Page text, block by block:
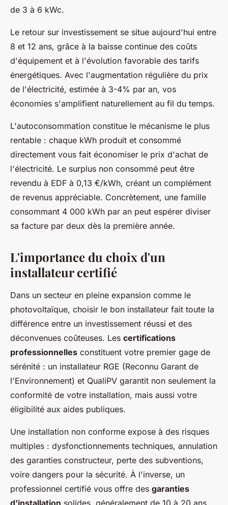
de 3 à 6 kWc.
Le retour sur investissement se situe aujourd'hui entre
8 et 12 ans, grâce à la baisse continue des coûts
d'équipement et à l'évolution favorable des tarifs
énergétiques. Avec l'augmentation régulière du prix
de l'électricité, estimée à 3-4% par an, vos
économies s'amplifient naturellement au fil du temps.
L'autoconsommation constitue le mécanisme le plus
rentable : chaque kWh produit et consommé
directement vous fait économiser le prix d'achat de
l'électricité. Le surplus non consommé peut être
revendu à EDF à 0,13 €/kWh, créant un complément
de revenus appréciable. Concrètement, une famille
consommant 4 000 kWh par an peut espérer diviser
sa facture par deux dès la première année.
L'importance du choix d'un
installateur certifié
Dans un secteur en pleine expansion comme le
photovoltaïque, choisir le bon installateur fait toute la
différence entre un investissement réussi et des
déconvenues coûteuses. Les certifications
professionnelles constituent votre premier gage de
sérénité : un installateur RGE (Reconnu Garant de
l'Environnement) et QualiPV garantit non seulement la
conformité de votre installation, mais aussi votre
éligibilité aux aides publiques.
Une installation non conforme expose à des risques
multiples : dysfonctionnements techniques, annulation
des garanties constructeur, perte des subventions,
voire dangers pour la sécurité. À l'inverse, un
professionnel certifié vous offre des garanties
d'installation solides, généralement de 10 à 20 ans,